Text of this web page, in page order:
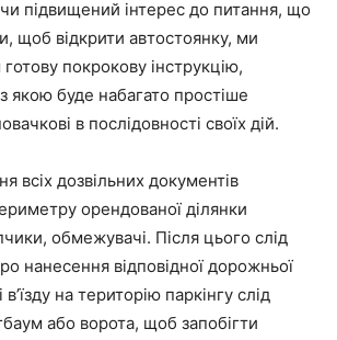
підвищений інтерес до питання, що
щоб відкрити автостоянку, ми
покрокову інструкцію,
якою буде набагато простіше
в послідовності своїх дій.
всіх дозвільних документів
орендованої ділянки
обмежувачі. Після цього слід
нанесення відповідної дорожньої
на територію паркінгу слід
або ворота, щоб запобігти